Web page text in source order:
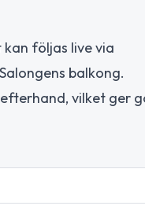
kan följas live via
balkong.
vilket ger